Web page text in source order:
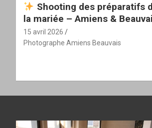
Shooting des préparatifs
la mariée – Amiens &
15 avril 2026
Photographe Amiens Beauvais